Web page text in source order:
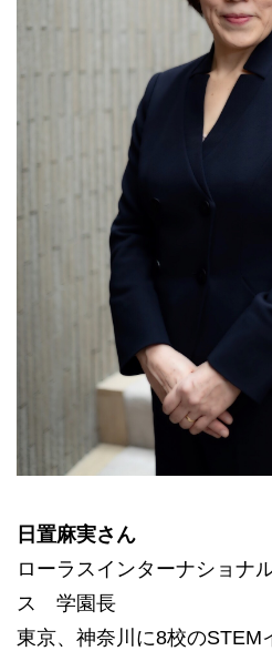
日置麻実さん
ローラスインターナショナ
ス 学園長
東京、神奈川に8校のSTEM